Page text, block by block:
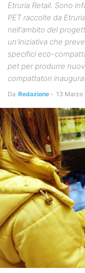
Etruria Retail. Sono
PET raccolte da
nell'ambito del
un'iniziativa che
specifici eco-
pet per produrre
compattatori
Da Redazione - 13 Marzo